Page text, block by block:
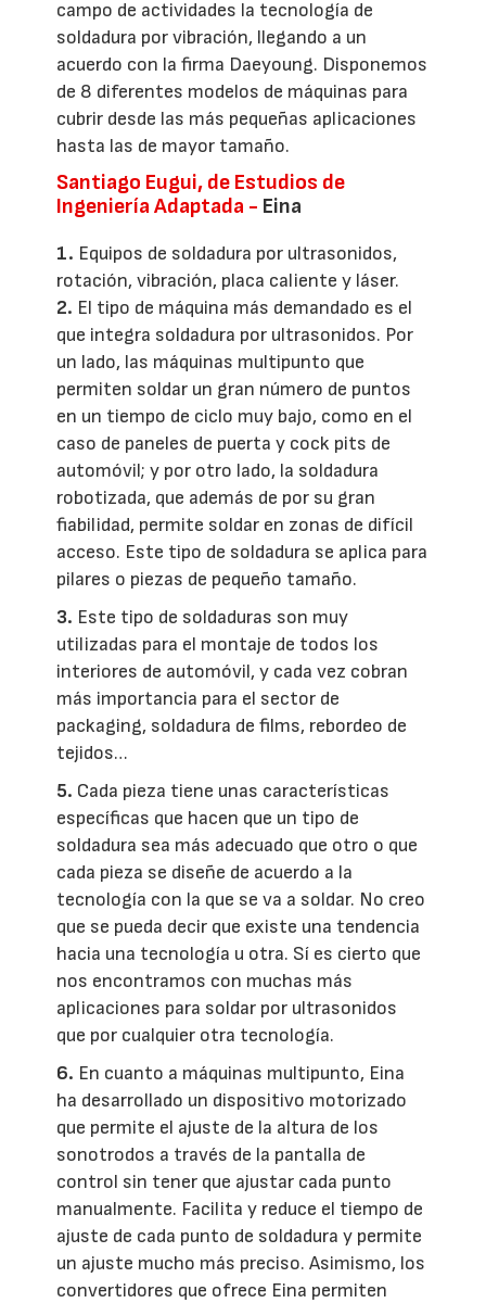
campo de actividades la tecnología de
soldadura por vibración, llegando a un
acuerdo con la firma Daeyoung. Disponemos
de 8 diferentes modelos de máquinas para
cubrir desde las más pequeñas aplicaciones
hasta las de mayor tamaño.
Santiago Eugui, de Estudios de
Ingeniería Adaptada - Eina
1. Equipos de soldadura por ultrasonidos,
rotación, vibración, placa caliente y láser.
2. El tipo de máquina más demandado es el
que integra soldadura por ultrasonidos. Por
un lado, las máquinas multipunto que
permiten soldar un gran número de puntos
en un tiempo de ciclo muy bajo, como en el
caso de paneles de puerta y cock pits de
automóvil; y por otro lado, la soldadura
robotizada, que además de por su gran
fiabilidad, permite soldar en zonas de difícil
acceso. Este tipo de soldadura se aplica para
pilares o piezas de pequeño tamaño.
3. Este tipo de soldaduras son muy
utilizadas para el montaje de todos los
interiores de automóvil, y cada vez cobran
más importancia para el sector de
packaging, soldadura de films, rebordeo de
tejidos…
5. Cada pieza tiene unas características
específicas que hacen que un tipo de
soldadura sea más adecuado que otro o que
cada pieza se diseñe de acuerdo a la
tecnología con la que se va a soldar. No creo
que se pueda decir que existe una tendencia
hacia una tecnología u otra. Sí es cierto que
nos encontramos con muchas más
aplicaciones para soldar por ultrasonidos
que por cualquier otra tecnología.
6. En cuanto a máquinas multipunto, Eina
ha desarrollado un dispositivo motorizado
que permite el ajuste de la altura de los
sonotrodos a través de la pantalla de
control sin tener que ajustar cada punto
manualmente. Facilita y reduce el tiempo de
ajuste de cada punto de soldadura y permite
un ajuste mucho más preciso. Asimismo, los
convertidores que ofrece Eina permiten